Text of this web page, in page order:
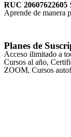
RUC 20607622605
Aprende de manera
Planes de
Acceso ilimitado a
Cursos al año,
ZOOM, Cursos